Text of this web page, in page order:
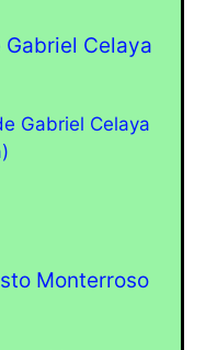
Celaya
Monterroso